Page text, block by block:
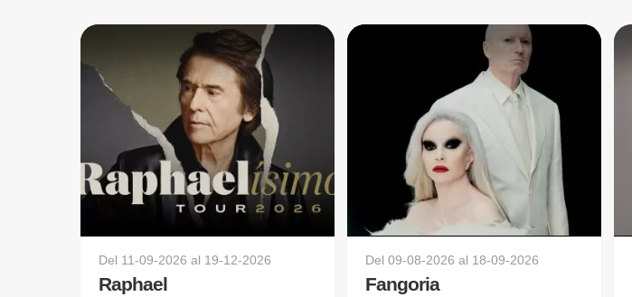
Del 11-09-2026 al 19-12-2026
Raphael
Del09-08-2026 al 18-09-2026
Fangoria